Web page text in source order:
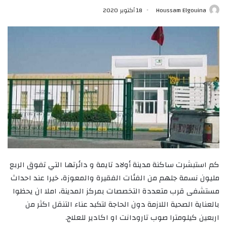
Houssam Elgouina 18 أكتوبر 2020
كم استبشرت ساكنة مدينة أولاد تايمة و دائرتها التي تفوق الربع
مليون نسمة جلهم من الفئات الفقيرة والمعوزة، خيرا عند احداث
مستشفى قرب متعددة التخصصات بمركز المدينة، املا ان يحظوا
بالعناية الصحية اللازمة دون الحاجة لتكبد عناء التنقل اكثر من
اربعين كيلومترا صوب تارودانت او اكادير للعلاج.